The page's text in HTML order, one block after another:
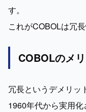
す。
これがCOBOLは冗
COBOLのメ
冗長というデメリッ
1960年代から実用